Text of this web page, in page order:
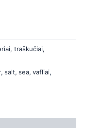
traškučiai,
, salt, sea, vafliai,